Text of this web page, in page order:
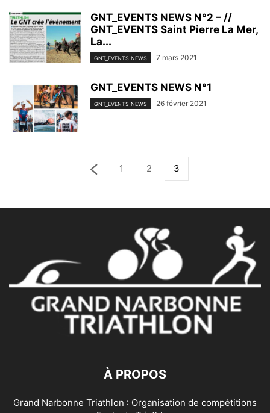
GNT_EVENTS NEWS N°2 – //
GNT_EVENTS Saint Pierre La Mer,
La...
GNT_EVENTS NEWS 7 mars 2021
GNT_EVENTS NEWS N°1
GNT_EVENTS NEWS 26 février 2021
1 2 3
À PROPOS
Grand Narbonne Triathlon : Organisation de compétitions